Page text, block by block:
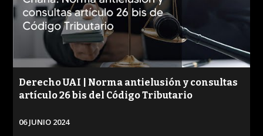
Derecho UAI | Norma antielusión y consultas
artículo 26 bis del Código Tributario
06 JUNIO 2024